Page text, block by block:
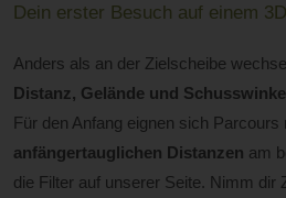
Dein erster Besuch auf einem
Anders als an der Zielscheibe
Distanz, Gelände und
Für den Anfang eignen sich Parcours
anfängertauglichen Distanzen am
die Filter auf unserer Seite. Nimm dir